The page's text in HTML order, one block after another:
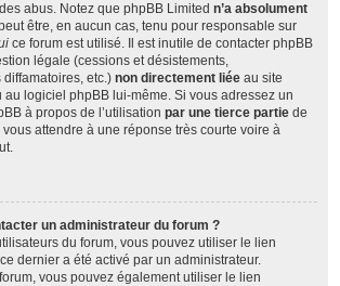
abus. Notez que phpBB Limited n’a absolument
être, en aucun cas, tenu pour responsable sur
ce forum est utilisé. Il est inutile de contacter phpBB
légale (cessions et désistements,
etc.) non directement liée au site
au logiciel phpBB lui-même. Si vous adressez un
à propos de l’utilisation par une tierce partie de
attendre à une réponse très courte voire à
un administrateur du forum ?
du forum, vous pouvez utiliser le lien
dernier a été activé par un administrateur.
vous pouvez également utiliser le lien